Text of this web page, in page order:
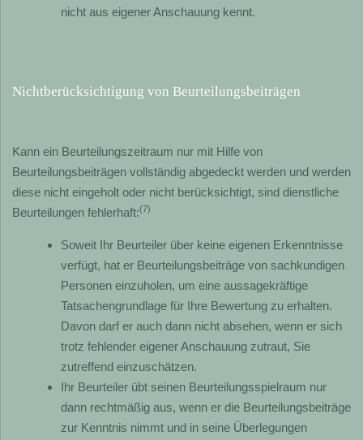
nicht aus eigener Anschauung kennt.
Nichtberücksichtigung von Beurteilungsbeiträgen
Kann ein Beurteilungszeitraum nur mit Hilfe von
Beurteilungsbeiträgen vollständig abgedeckt werden und werden
diese nicht eingeholt oder nicht berücksichtigt, sind dienstliche
Beurteilungen fehlerhaft:(7)
Soweit Ihr Beurteiler über keine eigenen Erkenntnisse
verfügt, hat er Beurteilungsbeiträge von sachkundigen
Personen einzuholen, um eine aussagekräftige
Tatsachengrundlage für Ihre Bewertung zu erhalten.
Davon darf er auch dann nicht absehen, wenn er sich
trotz fehlender eigener Anschauung zutraut, Sie
zutreffend einzuschätzen.
Ihr Beurteiler übt seinen Beurteilungsspielraum nur
dann rechtmäßig aus, wenn er die Beurteilungsbeiträge
zur Kenntnis nimmt und in seine Überlegungen